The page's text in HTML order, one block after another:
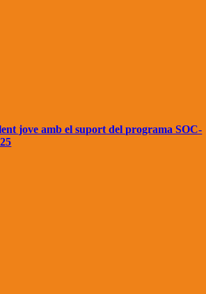
jove amb el suport del programa SOC-